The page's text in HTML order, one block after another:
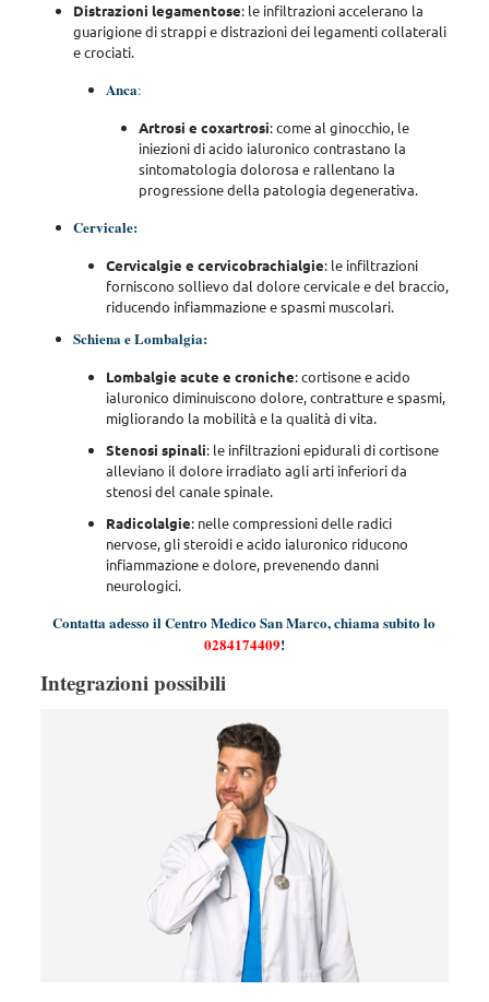
Distrazioni legamentose: le infiltrazioni accelerano la
guarigione di strappi e distrazioni dei legamenti collaterali
e crociati.
Anca:
Artrosi e coxartrosi: come al ginocchio, le
iniezioni di acido ialuronico contrastano la
sintomatologia dolorosa e rallentano la
progressione della patologia degenerativa.
Cervicale:
Cervicalgie e cervicobrachialgie: le infiltrazioni
forniscono sollievo dal dolore cervicale e del braccio,
riducendo infiammazione e spasmi muscolari.
Schiena e Lombalgia:
Lombalgie acute e croniche: cortisone e acido
ialuronico diminuiscono dolore, contratture e spasmi,
migliorando la mobilità e la qualità di vita.
Stenosi spinali: le infiltrazioni epidurali di cortisone
alleviano il dolore irradiato agli arti inferiori da
stenosi del canale spinale.
Radicolalgie: nelle compressioni delle radici
nervose, gli steroidi e acido ialuronico riducono
infiammazione e dolore, prevenendo danni
neurologici.
Contatta adesso il Centro Medico San Marco, chiama subito lo
0284174409!
Integrazioni possibili